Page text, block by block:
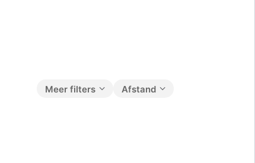
Afstand
Meer filters